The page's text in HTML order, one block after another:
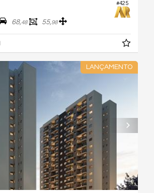
#425
68,48 55,98
LANÇAMENTO